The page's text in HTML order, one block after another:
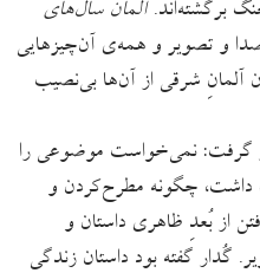
برگشته‌اند.آلمان سال‌های
و تصویر و همه‌ی آن‌چیزهایی
آلمانِ شرقی از آن‌ها بی‌نصیب
گرفت: نمی‌خواست موضوعی را
داشت، چگونه مطرح‌کردن و
از بُعدِ ظاهری داستان و
گُدار گفته بود داستان زندگی